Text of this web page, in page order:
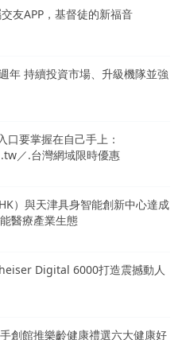
友APP，基督徒的新福音
年 持續投資市場、升級機隊並強
口要掌握在自己手上：
／.台灣網域限時優惠
）與天津具身智能創新中心達成
醫療產業生態
Digital 6000打造震撼動人
創館推樂齡健康禮選六大健康好